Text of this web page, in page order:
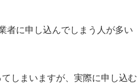
者に申し込んでしまう人が多い
しまいますが、実際に申し込む